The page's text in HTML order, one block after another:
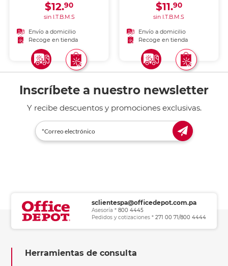
$12.90
sin I.T.B.M.S
Envío a domicilio
Recoge en tienda
$11.90
sin I.T.B.M.S
Envío a domicilio
Recoge en tienda
Inscríbete a nuestro newsletter
Y recibe descuentos y promociones exclusivas.
sclientespa@officedepot.com.pa
Asesoría * 800 4445
Pedidos y cotizaciones * 271 00 71/800 4444
Herramientas de consulta